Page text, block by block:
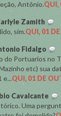
Antônio.QUI,
Zamith
sim.QUI, 01
Fidalgo
do Portuarios no
etc) sua
e...QUI, 01 DE
Cavalcante
Uma